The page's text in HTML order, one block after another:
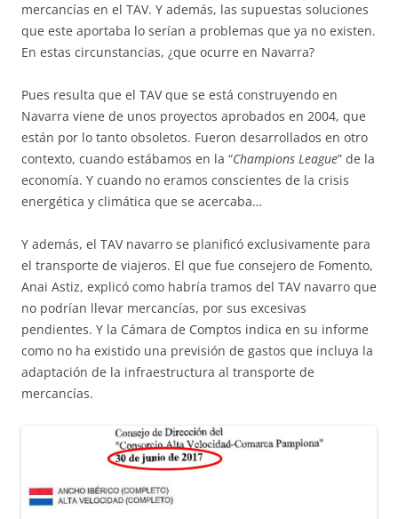
mercancías en el TAV. Y además, las supuestas soluciones
que este aportaba lo serían a problemas que ya no existen.
En estas circunstancias, ¿que ocurre en Navarra?
Pues resulta que el TAV que se está construyendo en
Navarra viene de unos proyectos aprobados en 2004, que
están por lo tanto obsoletos. Fueron desarrollados en otro
contexto, cuando estábamos en la “Champions League” de la
economía. Y cuando no eramos conscientes de la crisis
energética y climática que se acercaba…
Y además, el TAV navarro se planificó exclusivamente para
el transporte de viajeros. El que fue consejero de Fomento,
Anai Astiz, explicó como habría tramos del TAV navarro que
no podrían llevar mercancías, por sus excesivas
pendientes. Y la Cámara de Comptos indica en su informe
como no ha existido una previsión de gastos que incluya la
adaptación de la infraestructura al transporte de
mercancías.